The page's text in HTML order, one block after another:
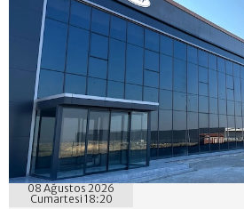
08 Ağustos 2026
Cumartesi 18:20